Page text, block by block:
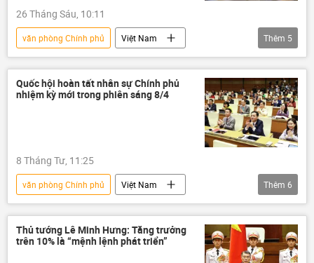
26 Tháng Sáu, 10:11
văn phòng Chính phủ
Việt Nam
thông tin
bổ nhiệm
tuyển chọn, bổ nhiệm
cán bộ
Thủ tướng
Chính phủ
Thêm 5
Quốc hội hoàn tất nhân sự Chính phủ
nhiệm kỳ mới trong phiên sáng 8/4
8 Tháng Tư, 11:25
văn phòng Chính phủ
Việt Nam
thông tin
Quốc hội
Chính phủ
bộ trưởng
bổ nhiệm
tuyển chọn, bổ nhiệm
cán bộ
Thêm 6
Thủ tướng Lê Minh Hưng: Tăng trưởng
trên 10% là “mệnh lệnh phát triển”